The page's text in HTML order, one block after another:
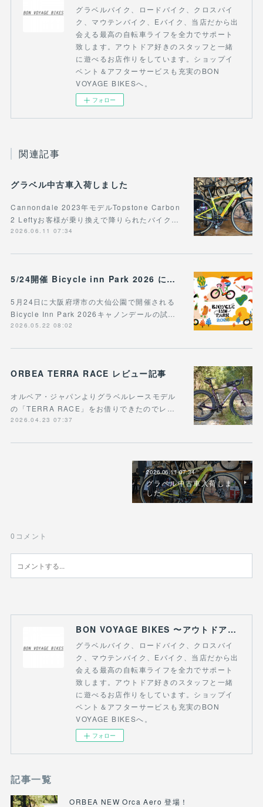
グラベルバイク、ロードバイク、クロスバイ
ク、マウテンバイク、Eバイク、当店だから出
会える最高の自転車ライフを全力でサポート
致します。アウトドア好きのスタッフと一緒
に遊べるお店作りをしています。ショップイ
ベント＆アフターサービスも充実のBON
VOYAGE BIKESへ。
フォロー
関連記事
グラベル中古車入荷しました
Cannondale 2023年モデルTopstone Carbon
2 Leftyお客様が乗り換えで降りられたバイク…
2026.06.11 07:34
5/24開催 Bicycle inn Park 2026 に出展
5月24日に大阪府堺市の大仙公園で開催される
Bicycle Inn Park 2026キャノンデールの試…
2026.05.22 08:02
ORBEA TERRA RACE レビュー記事
オルベア・ジャパンよりグラベルレースモデル
の「TERRA RACE」をお借りできたのでレ…
2026.04.23 07:37
2026.06.11 07:34
グラベル中古車入荷しま
した
0 コメント
BON VOYAGE BIKES 〜アウトドアライフにつながる自転車専門店〜
グラベルバイク、ロードバイク、クロスバイ
ク、マウテンバイク、Eバイク、当店だから出
会える最高の自転車ライフを全力でサポート
致します。アウトドア好きのスタッフと一緒
に遊べるお店作りをしています。ショップイ
ベント＆アフターサービスも充実のBON
VOYAGE BIKESへ。
フォロー
記事一覧
ORBEA NEW Orca Aero 登場！